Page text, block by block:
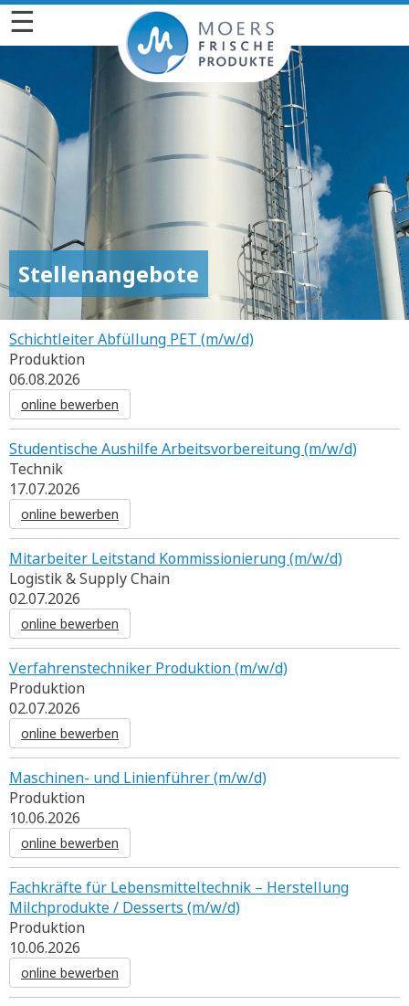
☰
Stellenangebote
Schichtleiter Abfüllung PET (m/w/d)
Produktion
06.08.2026
online bewerben
Studentische Aushilfe Arbeitsvorbereitung (m/w/d)
Technik
17.07.2026
online bewerben
Mitarbeiter Leitstand Kommissionierung (m/w/d)
Logistik & Supply Chain
02.07.2026
online bewerben
Verfahrenstechniker Produktion (m/w/d)
Produktion
02.07.2026
online bewerben
Maschinen- und Linienführer (m/w/d)
Produktion
10.06.2026
online bewerben
Fachkräfte für Lebensmitteltechnik – Herstellung
Milchprodukte / Desserts (m/w/d)
Produktion
10.06.2026
online bewerben